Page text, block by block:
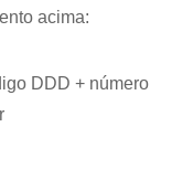
acima:
DDD + número